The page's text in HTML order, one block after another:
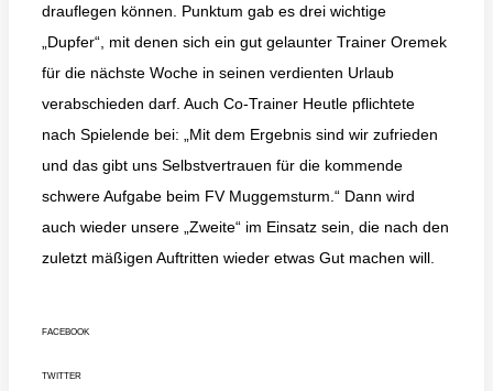
drauflegen können. Punktum gab es drei wichtige
„Dupfer“, mit denen sich ein gut gelaunter Trainer Oremek
für die nächste Woche in seinen verdienten Urlaub
verabschieden darf. Auch Co-Trainer Heutle pflichtete
nach Spielende bei: „Mit dem Ergebnis sind wir zufrieden
und das gibt uns Selbstvertrauen für die kommende
schwere Aufgabe beim FV Muggemsturm.“ Dann wird
auch wieder unsere „Zweite“ im Einsatz sein, die nach den
zuletzt mäßigen Auftritten wieder etwas Gut machen will.
FACEBOOK
TWITTER